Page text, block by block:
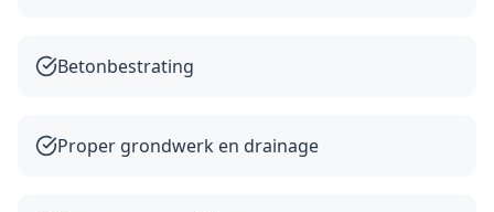
Betonbestrating
Proper grondwerk en drainage